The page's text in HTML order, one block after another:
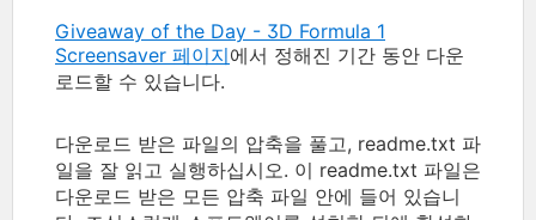
Giveaway of the Day - 3D Formula 1
Screensaver 페이지에서 정해진 기간 동안 다운
로드할 수 있습니다.
다운로드 받은 파일의 압축을 풀고, readme.txt 파
일을 잘 읽고 실행하십시오. 이 readme.txt 파일은
다운로드 받은 모든 압축 파일 안에 들어 있습니